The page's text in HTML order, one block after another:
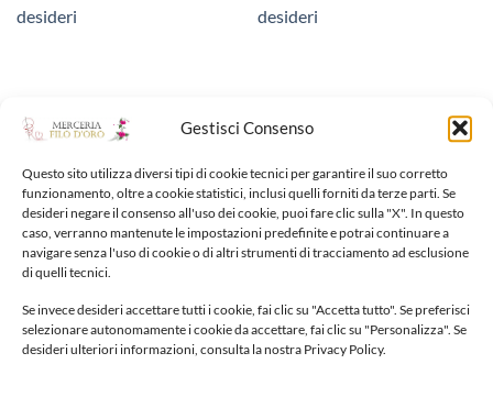
Gestisci Consenso
Questo sito utilizza diversi tipi di cookie tecnici per garantire il suo corretto
funzionamento, oltre a cookie statistici, inclusi quelli forniti da terze parti. Se
desideri negare il consenso all'uso dei cookie, puoi fare clic sulla "X". In questo
caso, verranno mantenute le impostazioni predefinite e potrai continuare a
navigare senza l'uso di cookie o di altri strumenti di tracciamento ad esclusione
di quelli tecnici.
Se invece desideri accettare tutti i cookie, fai clic su "Accetta tutto". Se preferisci
selezionare autonomamente i cookie da accettare, fai clic su "Personalizza". Se
desideri ulteriori informazioni, consulta la nostra Privacy Policy.
desideri desideri
NUOVI ARRIVI
Fiocco nascita
65,00
Fiocco nascita
40,00€